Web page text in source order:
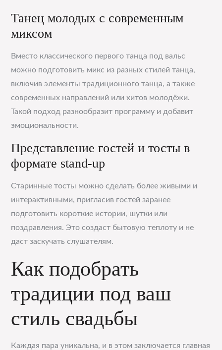
Танец молодых с современным
миксом
Вместо классического первого танца под вальс
можно подготовить микс из разных стилей танца,
включив элементы традиционного танца, а также
современных направлений или хитов молодёжи.
Такой подход разнообразит программу и добавит
эмоциональности.
Представление гостей и тосты в
формате stand-up
Старинные тосты можно сделать более живыми и
интерактивными, пригласив гостей заранее
подготовить короткие истории, шутки или
поздравления. Это создаст бытовую теплоту и не
даст заскучать слушателям.
Как подобрать
традиции под ваш
стиль свадьбы
Каждая пара уникальна, и в этом заключается главная